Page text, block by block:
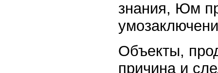
знания, Юм
Объекты,
причина и